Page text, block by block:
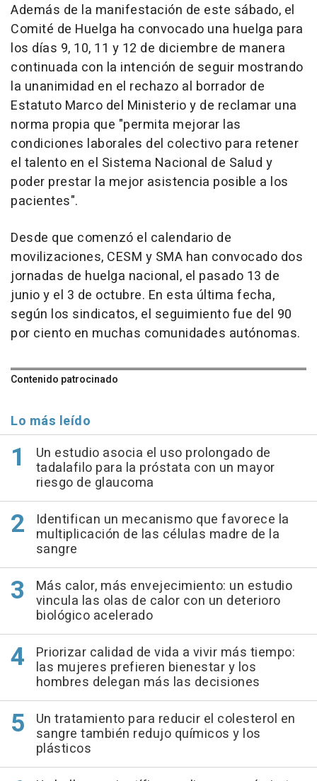
Además de la manifestación de este sábado, el
Comité de Huelga ha convocado una huelga para
los días 9, 10, 11 y 12 de diciembre de manera
continuada con la intención de seguir mostrando
la unanimidad en el rechazo al borrador de
Estatuto Marco del Ministerio y de reclamar una
norma propia que "permita mejorar las
condiciones laborales del colectivo para retener
el talento en el Sistema Nacional de Salud y
poder prestar la mejor asistencia posible a los
pacientes".
Desde que comenzó el calendario de
movilizaciones, CESM y SMA han convocado dos
jornadas de huelga nacional, el pasado 13 de
junio y el 3 de octubre. En esta última fecha,
según los sindicatos, el seguimiento fue del 90
por ciento en muchas comunidades autónomas.
Contenido patrocinado
Lo más leído
Un estudio asocia el uso prolongado de
tadalafilo para la próstata con un mayor
riesgo de glaucoma
Identifican un mecanismo que favorece la
multiplicación de las células madre de la
sangre
Más calor, más envejecimiento: un estudio
vincula las olas de calor con un deterioro
biológico acelerado
Priorizar calidad de vida a vivir más tiempo:
las mujeres prefieren bienestar y los
hombres delegan más las decisiones
Un tratamiento para reducir el colesterol en
sangre también redujo químicos y los
plásticos